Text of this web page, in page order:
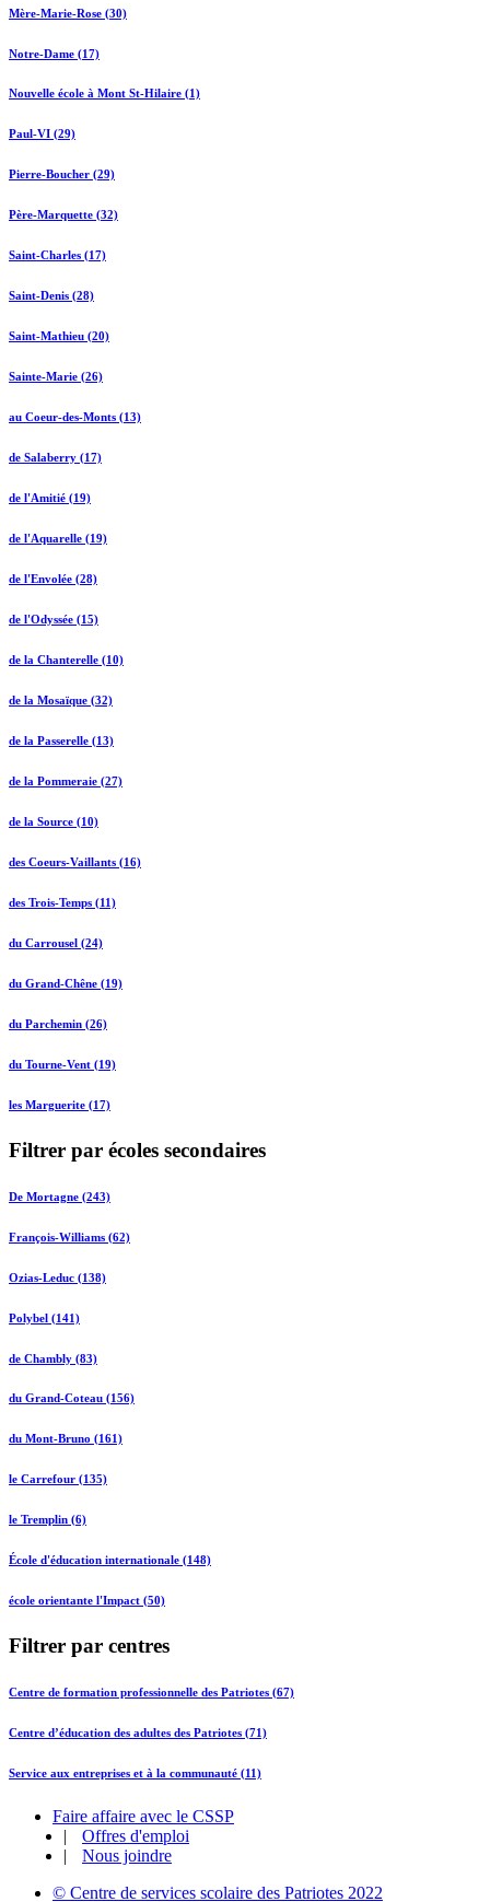
Mère-Marie-Rose (30)
Notre-Dame (17)
Nouvelle école à Mont St-Hilaire (1)
Paul-VI (29)
Pierre-Boucher (29)
Père-Marquette (32)
Saint-Charles (17)
Saint-Denis (28)
Saint-Mathieu (20)
Sainte-Marie (26)
au Coeur-des-Monts (13)
de Salaberry (17)
de l'Amitié (19)
de l'Aquarelle (19)
de l'Envolée (28)
de l'Odyssée (15)
de la Chanterelle (10)
de la Mosaïque (32)
de la Passerelle (13)
de la Pommeraie (27)
de la Source (10)
des Coeurs-Vaillants (16)
des Trois-Temps (11)
du Carrousel (24)
du Grand-Chêne (19)
du Parchemin (26)
du Tourne-Vent (19)
les Marguerite (17)
Filtrer par écoles secondaires
De Mortagne (243)
François-Williams (62)
Ozias-Leduc (138)
Polybel (141)
de Chambly (83)
du Grand-Coteau (156)
du Mont-Bruno (161)
le Carrefour (135)
le Tremplin (6)
École d'éducation internationale (148)
école orientante l'Impact (50)
Filtrer par centres
Centre de formation professionnelle des Patriotes (67)
Centre d’éducation des adultes des Patriotes (71)
Service aux entreprises et à la communauté (11)
Faire affaire avec le CSSP
|
Offres d'emploi
|
Nous joindre
© Centre de services scolaire des Patriotes 2022